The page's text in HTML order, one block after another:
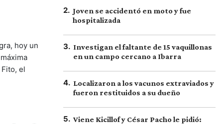
hoy un
el
2. Joven se accidentó en moto y fue
hospitalizada
3. Investigan el faltante de 15 vaquillonas
en un campo cercano a Ibarra
4. Localizaron a los vacunos extraviados y
fueron restituidos a su dueño
5. Viene Kicillof y César Pacho le pidió: